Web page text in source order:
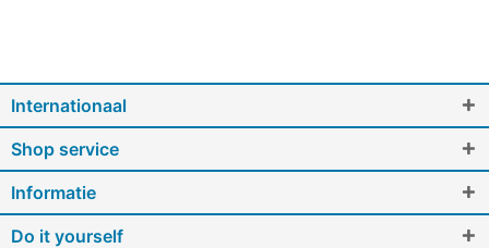
Internationaal
Shop service
Informatie
Do it yourself